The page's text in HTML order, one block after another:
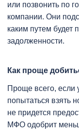
или позвонить по
компании. Они
каким путем будет
задолженности.
Как проще
Проще всего, если
попытаться взять
не придется
МФО одобрит